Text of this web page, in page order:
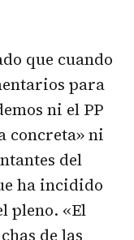
que cuando
para
ni el PP
concreta» ni
del
ha incidido
pleno. «El
de las